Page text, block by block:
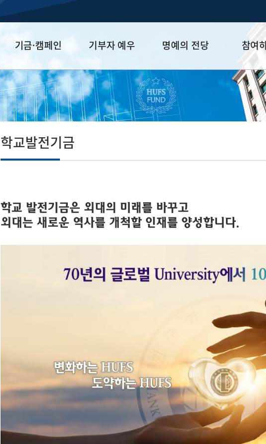
기금·캠페인
학교발전기금
장학기금
선배드림 장학금
기부자 예우
예우 프로그램
세제 혜택
명예의 전당
HUFS Honor
Diamond Club
Platinum Club
참여
참여방법
기부하기
잠재기부자
학교발전기금
학교 발전기금은 외대의 미래를 바꾸고
외대는 새로운 역사를 개척할 인재를 양성합니다.